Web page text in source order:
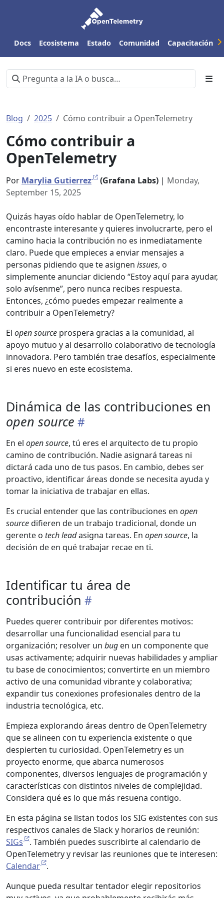
Docs Ecosistema Estado Comunidad Capacitación
Blog 2025 Cómo contribuir a OpenTelemetry
Cómo contribuir a
OpenTelemetry
Por Marylia Gutierrez (Grafana Labs) | Monday,
September 15, 2025
Quizás hayas oído hablar de OpenTelemetry, lo
encontraste interesante y quieres involucrarte, pero el
camino hacia la contribución no es inmediatamente
claro. Puede que empieces a enviar mensajes a
personas pidiendo que te asignen issues, o
simplemente anunciar diciendo “Estoy aquí para ayudar,
solo avísenme”, pero nunca recibes respuesta.
Entonces, ¿cómo puedes empezar realmente a
contribuir a OpenTelemetry?
El open source prospera gracias a la comunidad, al
apoyo mutuo y al desarrollo colaborativo de tecnología
innovadora. Pero también trae desafíos, especialmente
si eres nuevo en este ecosistema.
Dinámica de las contribuciones en
open source
En el open source, tú eres el arquitecto de tu propio
camino de contribución. Nadie asignará tareas ni
dictará cada uno de tus pasos. En cambio, debes ser
proactivo, identificar áreas donde se necesita ayuda y
tomar la iniciativa de trabajar en ellas.
Es crucial entender que las contribuciones en open
sourcedifieren de un trabajo tradicional, donde un
gerente o tech leadasigna tareas. En open source, la
decisión de en qué trabajar recae en ti.
Identificar tu área de
contribución
Puedes querer contribuir por diferentes motivos:
desarrollar una funcionalidad esencial para tu
organización; resolver un bug en un componente que
usas activamente; adquirir nuevas habilidades y ampliar
tu base de conocimientos; convertirte en un miembro
activo de una comunidad vibrante y colaborativa;
expandir tus conexiones profesionales dentro de la
industria tecnológica, etc.
Empieza explorando áreas dentro de OpenTelemetry
que se alineen con tu experiencia existente o que
despierten tu curiosidad. OpenTelemetry es un
proyecto enorme, que abarca numerosos
componentes, diversos lenguajes de programación y
características con distintos niveles de complejidad.
Considera qué es lo que más resuena contigo.
En esta página se listan todos los SIG existentes con sus
respectivos canales de Slack y horarios de reunión:
SIGs
. También puedes suscribirte al calendario de
OpenTelemetry y revisar las reuniones que te interesen:
Calendar
.
Aunque pueda resultar tentador elegir repositorios